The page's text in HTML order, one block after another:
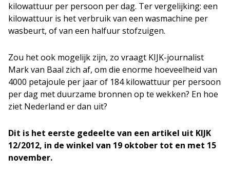
kilowattuur per persoon per dag. Ter vergelijking: een
kilowattuur is het verbruik van een wasmachine per
wasbeurt, of van een halfuur stofzuigen.
Zou het ook mogelijk zijn, zo vraagt KIJK-journalist
Mark van Baal zich af, om die enorme hoeveelheid van
4000 petajoule per jaar of 184 kilowattuur per persoon
per dag met duurzame bronnen op te wekken? En hoe
ziet Nederland er dan uit?
Dit is het eerste gedeelte van een artikel uit KIJK
12/2012, in de winkel van 19 oktober tot en met 15
november.